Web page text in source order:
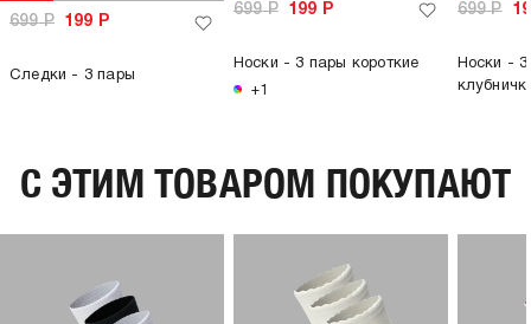
699Р 199 Р
Следки - 3 пары
699Р 199 Р
Носки - 3 пары короткие
+1
699Р
Носки - 3
C ЭТИМ ТОВАРОМ ПОКУПАЮТ